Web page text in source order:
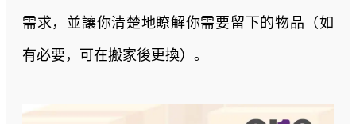
需求，並讓你清楚地瞭解你需要留下的物品（如
有必要，可在搬家後更換）。